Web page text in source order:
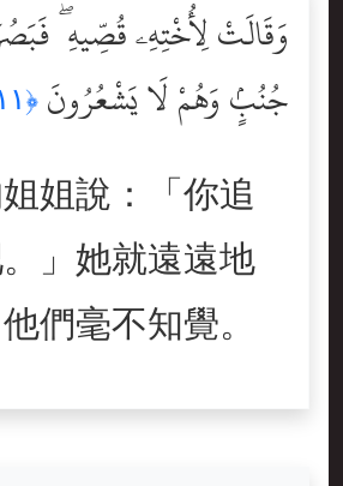
وَقَالَتْ لِأُخْتِهِۦ قُصِّيهِ
جُنُبٍۢ وَهُمْ لَا يَشْعُرُونَ ﴿١١﴾
姐說：「你追
」她就遠遠地
們毫不知覺。